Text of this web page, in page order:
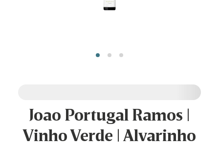
Joao Portugal Ramos |
Vinho Verde | Alvarinho